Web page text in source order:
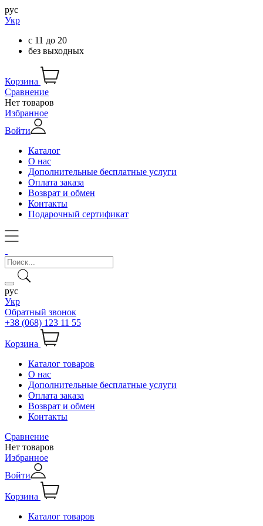
рус
Укр
с 11 до 20
без выходных
Корзина
Сравнение
Нет товаров
Избранное
Войти
Каталог
О нас
Дополнительные бесплатные услуги
Оплата заказа
Возврат и обмен
Контакты
Подарочный сертификат
рус
Укр
Обратный звонок
+38 (068) 123 11 55
Корзина
Каталог товаров
О нас
Дополнительные бесплатные услуги
Оплата заказа
Возврат и обмен
Контакты
Сравнение
Нет товаров
Избранное
Войти
Корзина
Каталог товаров